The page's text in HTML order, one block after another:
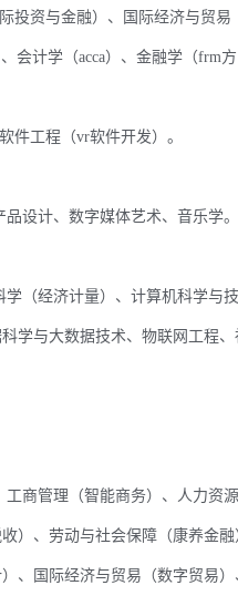
资与金融）、国际经济与贸易
会计学（acca）、金融学（frm
工程（vr软件开发）。
设计、数字媒体艺术、音乐学。
经济计量）、计算机科学与
学与大数据技术、物联网工程
管理（智能商务）、人力资
）、劳动与社会保障（康养金
、国际经济与贸易（数字贸易